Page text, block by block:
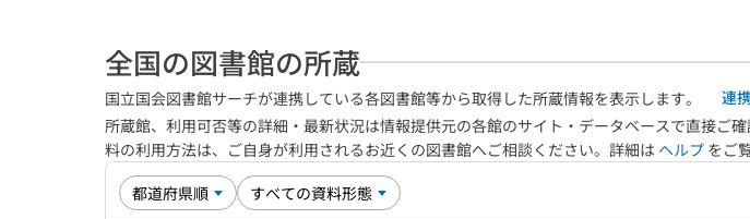
全国の図書館の所蔵
国立国会図書館サーチが連携している各図書館等から取得した所蔵情報を表示します。
連
所蔵館、利用可否等の詳細・最新状況は情報提供元の各館のサイト・データベースで直接ご
料の利用方法は、ご自身が利用されるお近くの図書館へご相談ください。詳細は ヘルプ をご